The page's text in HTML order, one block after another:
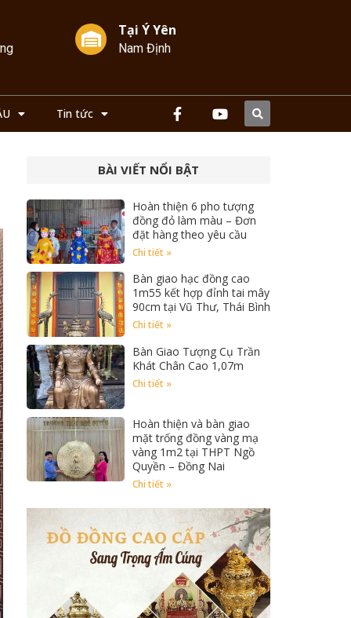
Tại Ý Yên
Nam Định
Tin tức
BÀI VIẾT NỔI BẬT
Hoàn thiện 6 pho tượng
đồng đỏ làm màu – Đơn
đặt hàng theo yêu cầu
Chi tiết »
Bàn giao hạc đồng cao
1m55 kết hợp đỉnh tai mây
90cm tại Vũ Thư, Thái Bình
Chi tiết »
Bàn Giao Tượng Cụ Trần
Khát Chân Cao 1,07m
Chi tiết »
Hoàn thiện và bàn giao
mặt trống đồng vàng mạ
vàng 1m2 tại THPT Ngồ
Quyền – Đồng Nai
Chi tiết »